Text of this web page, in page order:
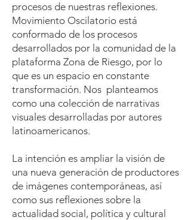
procesos de nuestras reflexiones.
Movimiento Oscilatorio está
conformado de los procesos
desarrollados por la comunidad de la
plataforma Zona de Riesgo, por lo
que es un espacio en constante
transformación. Nos planteamos
como una colección de narrativas
visuales desarrolladas por autores
latinoamericanos.
La intención es ampliar la visión de
una nueva generación de productores
de imágenes contemporáneas, así
como sus reflexiones sobre la
actualidad social, política y cultural